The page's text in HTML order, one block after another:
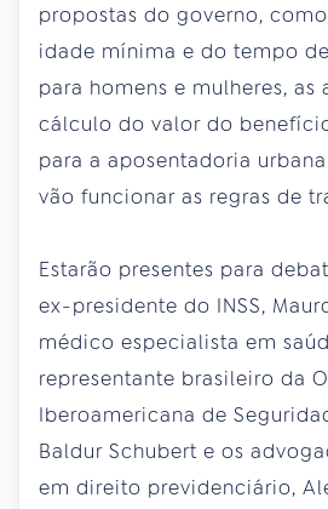
propostas do governo,
idade mínima e do tempo
para homens e mulheres, as
cálculo do valor do
para a aposentadoria
vão funcionar as regras de
Estarão presentes para
ex-presidente do INSS,
médico especialista em
representante brasileiro da
Iberoamericana de
Baldur Schubert e os
em direito previdenciário,